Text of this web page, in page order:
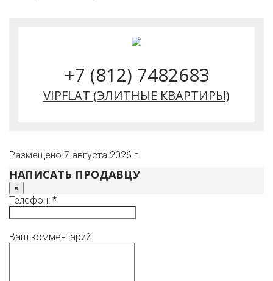
+7 (812) 7482683
VIPFLAT (ЭЛИТНЫЕ КВАРТИРЫ)
Размещено 7 августа 2026 г.
НАПИСАТЬ ПРОДАВЦУ
×
Телефон: *
Ваш комментарий: